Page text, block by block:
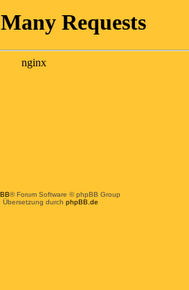
® Forum Software © phpBB Group
Übersetzung durch phpBB.de